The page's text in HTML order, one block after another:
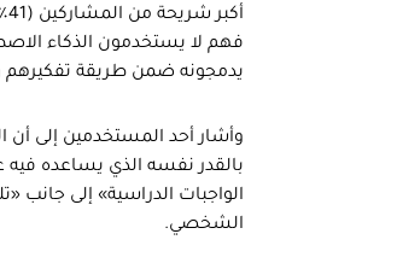
فهم لا يستخدمون الذكاء
يدمجونه ضمن طريقة
وأشار أحد المستخدمين إلى
بالقدر نفسه الذي يساعده فيه
الواجبات الدراسية» إلى جانب
الشخصي.